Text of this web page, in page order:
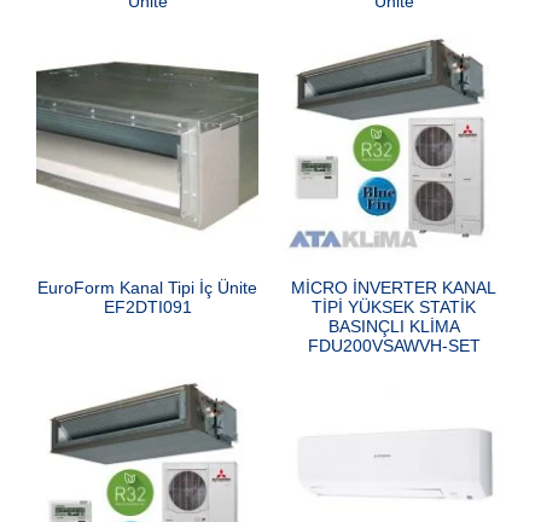
EuroForm Kanal Tipi İç Ünite
EF2DTI091
MİCRO İNVERTER KANAL
TİPİ YÜKSEK STATİK
BASINÇLI KLİMA
FDU200VSAWVH-SET